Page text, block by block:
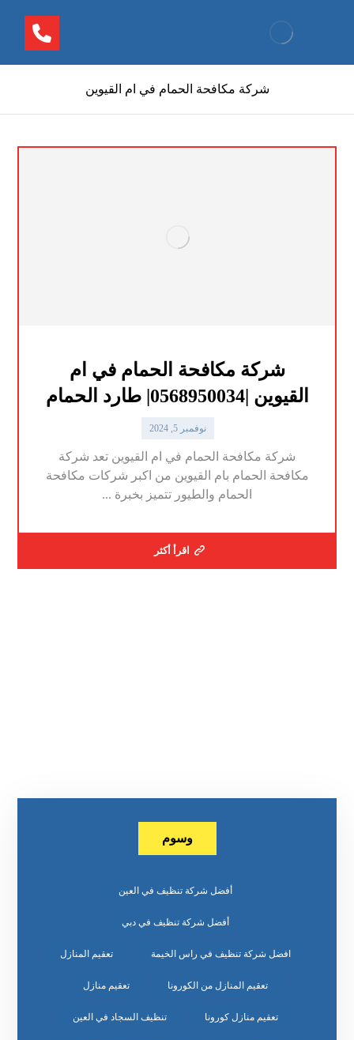
شركة مكافحة الحمام في ام القيوين
شركة مكافحة الحمام في ام
القيوين |0568950034| طارد الحمام
نوفمبر 5, 2024
شركة مكافحة الحمام في ام القيوين تعد شركة
مكافحة الحمام بام القيوين من اكبر شركات مكافحة
الحمام والطيور تتميز بخبرة ...
اقرأ أكثر
وسوم
أفضل شركة تنظيف في العين
أفضل شركة تنظيف في دبي
افضل شركة تنظيف في راس الخيمة تعقيم المنازل
تعقيم المنازل من الكورونا تعقيم منازل
تعقيم منازل كورونا تنظيف السجاد في العين